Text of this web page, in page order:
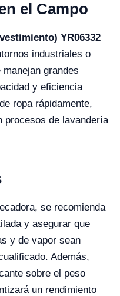
el Campo
YR06332
industriales o
grandes
y eficiencia
ropa rápidamente,
procesos de lavandería
se recomienda
y asegurar que
y de vapor sean
Además,
sobre el peso
un rendimiento